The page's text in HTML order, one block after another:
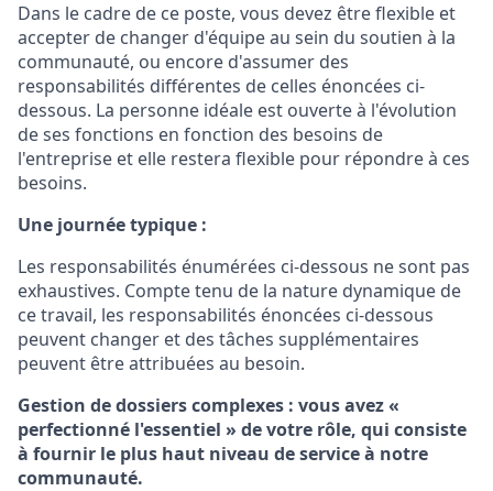
Dans le cadre de ce poste, vous devez être flexible et
accepter de changer d'équipe au sein du soutien à la
communauté, ou encore d'assumer des
responsabilités différentes de celles énoncées ci-
dessous. La personne idéale est ouverte à l'évolution
de ses fonctions en fonction des besoins de
l'entreprise et elle restera flexible pour répondre à ces
besoins.
Une journée typique :
Les responsabilités énumérées ci-dessous ne sont pas
exhaustives. Compte tenu de la nature dynamique de
ce travail, les responsabilités énoncées ci-dessous
peuvent changer et des tâches supplémentaires
peuvent être attribuées au besoin.
Gestion de dossiers complexes : vous avez «
perfectionné l'essentiel » de votre rôle, qui consiste
à fournir le plus haut niveau de service à notre
communauté.